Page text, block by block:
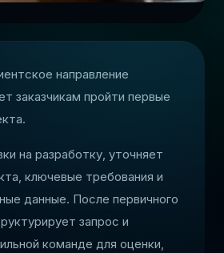
направление
заказчикам пройти первые
на разработку, уточняет
ключевые требования и
данные. После первичного
запрос и
команде для оценки,